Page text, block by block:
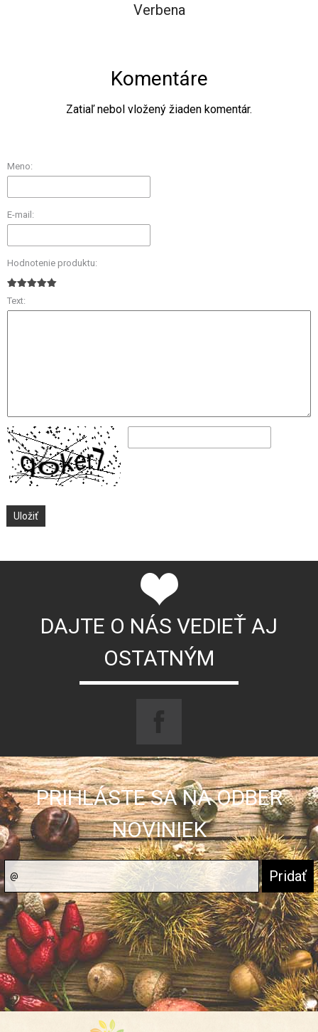
Verbena
Komentáre
Zatiaľ nebol vložený žiaden komentár.
Meno:
E-mail:
Hodnotenie produktu:
Text:
DAJTE O NÁS VEDIEŤ AJ
OSTATNÝM
PRIHLÁSTE SA NA ODBER
NOVINIEK